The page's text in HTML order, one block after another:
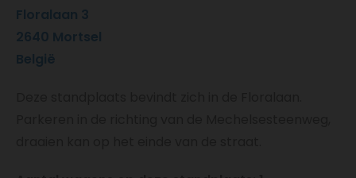
Floralaan 3
2640 Mortsel
België